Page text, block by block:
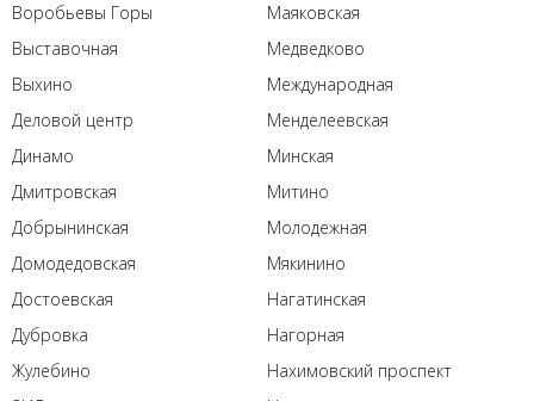
Воробьевы Горы
Выставочная
Выхино
Деловой центр
Динамо
Дмитровская
Добрынинская
Домодедовская
Достоевская
Дубровка
Жулебино
Маяковская
Медведково
Международная
Менделеевская
Минская
Митино
Молодежная
Мякинино
Нагатинская
Нагорная
Нахимовский проспект